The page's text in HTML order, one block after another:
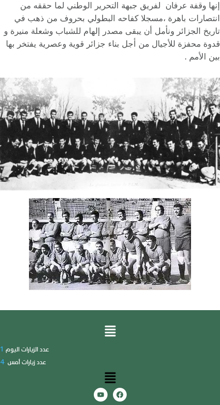
إنها وقفة عرفان لفريق جبهة التحرير الوطني لما حققه من
انتصارات باهرة ،مسجلا كفاحه البطولي بحروف من ذهب في
تاريخ الجزائر ونأمل أن يبقى مصدر ﺇلهام للشباب وشعلة منيرة و
قدوة محفزة للأجيال من ﺃجل بناء جزائر قوية وعصرية يفتخر بها
بين الأمم .
عدد الزيارات اليوم 1
عدد زيارات أمس 4